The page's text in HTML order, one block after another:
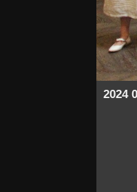
2024